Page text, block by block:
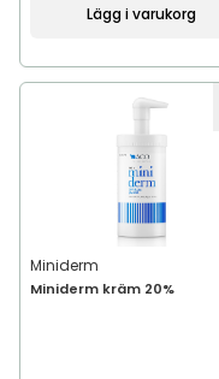
Lägg i varukorg
Miniderm
Miniderm kräm 20%